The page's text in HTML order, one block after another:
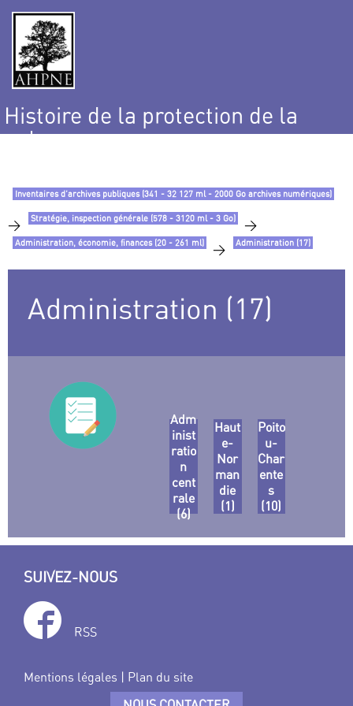
Histoire de la protection de la
nature
Inventaires d’archives publiques (341 - 32 127 ml - 2000 Go archives numériques)
> Stratégie, inspection générale (578 - 3120 ml - 3 Go) >
Administration, économie, finances (20 - 261 ml) > Administration (17)
Administration (17)
Adm
inist
ratio
n
cent
rale
(6)
Haut
e-
Nor
man
die
(1)
Poito
u-
Char
ente
s
(10)
SUIVEZ-NOUS
RSS
Mentions légales | Plan du site